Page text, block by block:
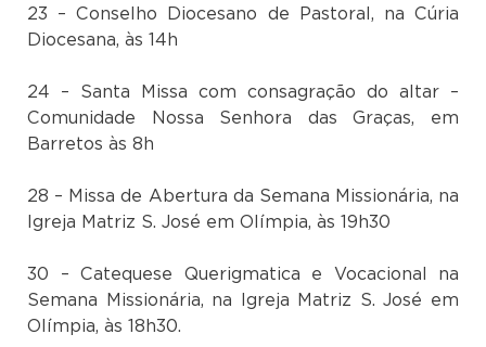
23 – Conselho Diocesano de Pastoral, na Cúria
Diocesana, às 14h
24 – Santa Missa com consagração do altar –
Comunidade Nossa Senhora das Graças, em
Barretos às 8h
28 – Missa de Abertura da Semana Missionária, na
Igreja Matriz S. José em Olímpia, às 19h30
30 – Catequese Querigmatica e Vocacional na
Semana Missionária, na Igreja Matriz S. José em
Olímpia, às 18h30.